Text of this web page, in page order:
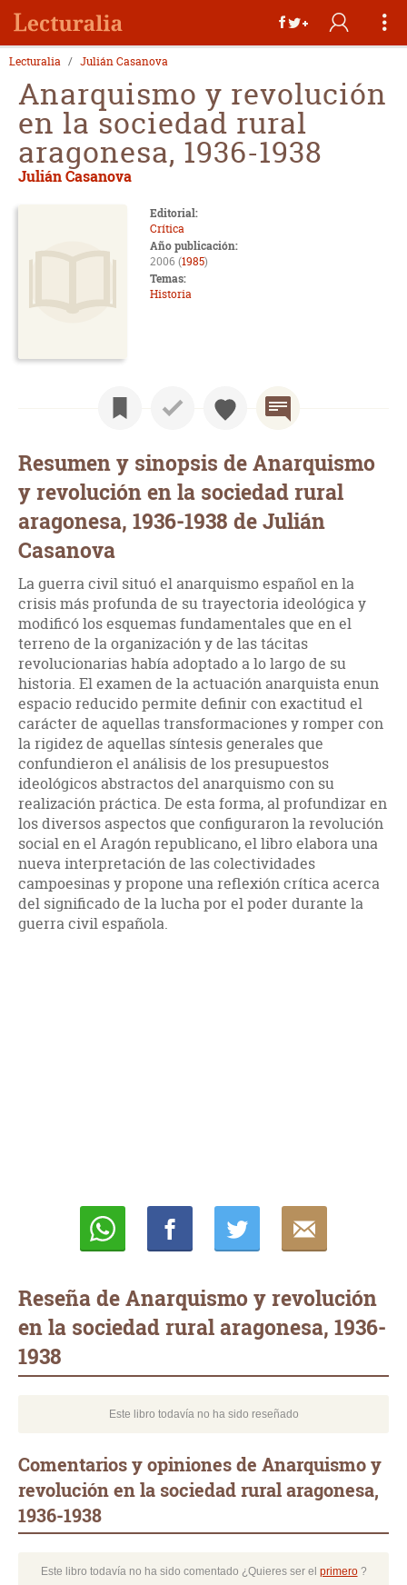
Lecturalia Julián Casanova
Anarquismo y revolución
en la sociedad rural
aragonesa, 1936-1938
Julián Casanova
Editorial:
Crítica
Año publicación:
2006 (1985)
Temas:
Historia
Resumen y sinopsis de Anarquismo
y revolución en la sociedad rural
aragonesa, 1936-1938 de Julián
Casanova
La guerra civil situó el anarquismo español en la
crisis más profunda de su trayectoria ideológica y
modificó los esquemas fundamentales que en el
terreno de la organización y de las tácitas
revolucionarias había adoptado a lo largo de su
historia. El examen de la actuación anarquista enun
espacio reducido permite definir con exactitud el
carácter de aquellas transformaciones y romper con
la rigidez de aquellas síntesis generales que
confundieron el análisis de los presupuestos
ideológicos abstractos del anarquismo con su
realización práctica. De esta forma, al profundizar en
los diversos aspectos que configuraron la revolución
social en el Aragón republicano, el libro elabora una
nueva interpretación de las colectividades
campoesinas y propone una reflexión crítica acerca
del significado de la lucha por el poder durante la
guerra civil española.
Reseña de Anarquismo y revolución
en la sociedad rural aragonesa, 1936-
1938
Este libro todavía no ha sido reseñado
Comentarios y opiniones de Anarquismo y
revolución en la sociedad rural aragonesa,
1936-1938
Este libro todavía no ha sido comentado ¿Quieres ser el primero?